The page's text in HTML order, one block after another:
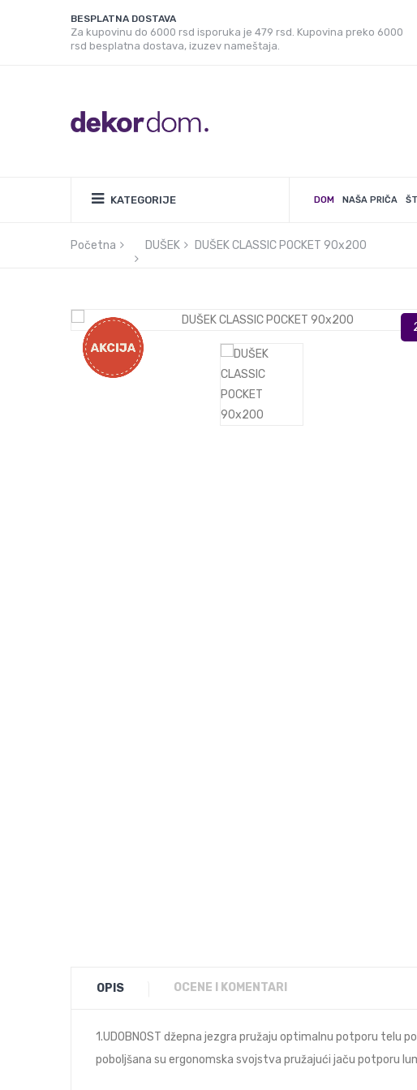
BESPLATNA DOSTAVA
Za kupovinu do 6000 rsd isporuka je 479 rsd. Kupovina preko 6000
rsd besplatna dostava, izuzev nameštaja.
KATEGORIJE DOM NAŠA PRIČA
Početna DUŠEK DUŠEK CLASSIC POCKET 90x200
OPIS OCENE I KOMENTARI
1.UDOBNOST džepna jezgra pružaju optimalnu potporu
poboljšana su ergonomska svojstva pružajući jaču potporu